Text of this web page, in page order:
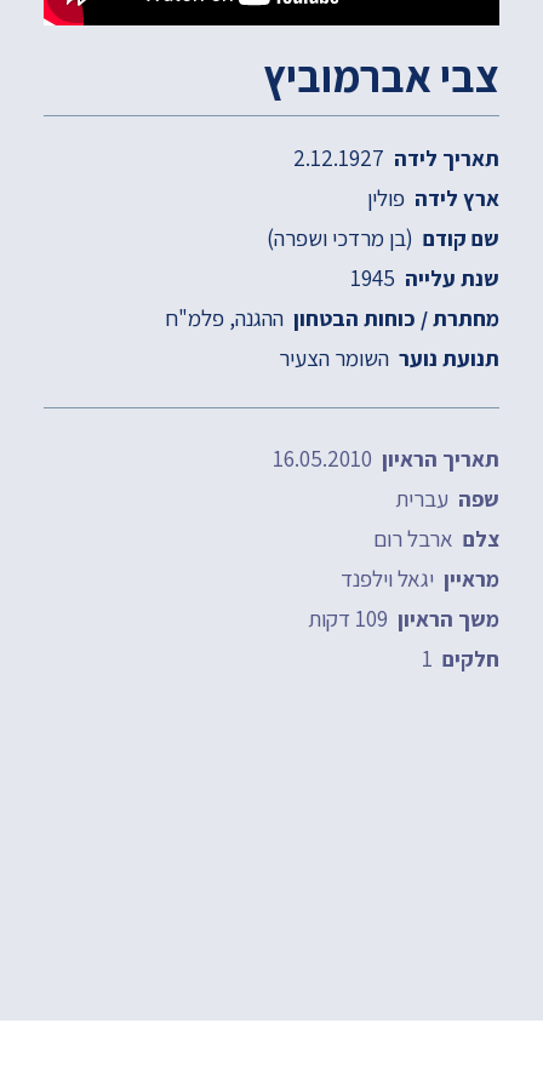
צבי אברמוביץ
תאריך לידה
ארץ לידה פולין
שם קודם (בן מרדכי ושפרה)
שנת עלייה
מחתרת / כוחות הבטחון ההגנה פלמ"ח
תנועת נוער השומר הצעיר
תאריך הראיון
שפה עברית
צלם ארבל רום
מראיין יגאל וילפנד
משך הראיון
חלקים